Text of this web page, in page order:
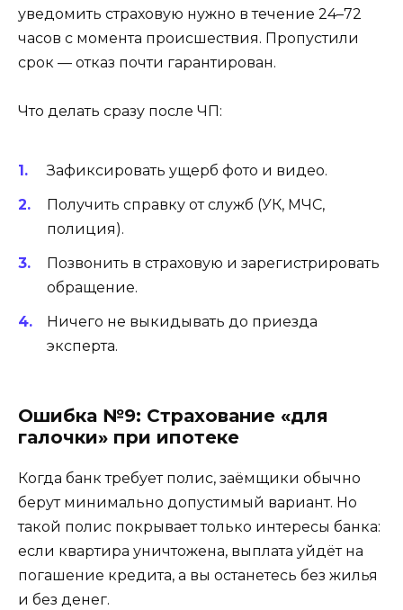
уведомить страховую нужно в течение 24–72
часов с момента происшествия. Пропустили
срок — отказ почти гарантирован.
Что делать сразу после ЧП:
Зафиксировать ущерб фото и видео.
Получить справку от служб (УК, МЧС,
полиция).
Позвонить в страховую и зарегистрировать
обращение.
Ничего не выкидывать до приезда
эксперта.
Ошибка №9: Страхование «для
галочки» при ипотеке
Когда банк требует полис, заёмщики обычно
берут минимально допустимый вариант. Но
такой полис покрывает только интересы банка:
если квартира уничтожена, выплата уйдёт на
погашение кредита, а вы останетесь без жилья
и без денег.